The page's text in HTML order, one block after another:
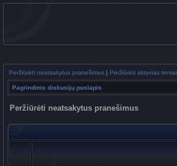
Peržiūrėti neatsakytus pranešimus | Peržiūrėti aktyvias
Pagrindinis diskusijų puslapis
Peržiūrėti neatsakytus pranešimus